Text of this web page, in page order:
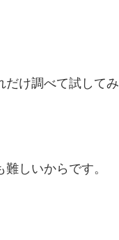
だけ調べて試してみ
しいからです。